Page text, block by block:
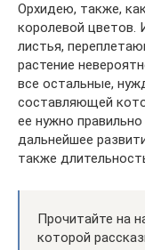
Орхидею, также,
королевой цветов.
листья,
растение
все остальные,
составляющей
ее нужно
дальнейшее
также
Прочитайте на
которой